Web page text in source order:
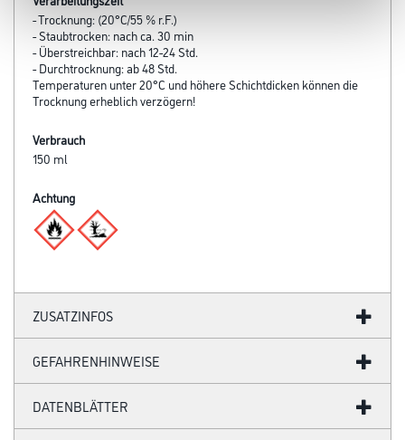
- Trocknung: (20°C/55 % r.F.)
- Staubtrocken: nach ca. 30 min
- Überstreichbar: nach 12-24 Std.
- Durchtrocknung: ab 48 Std.
Temperaturen unter 20°C und höhere Schichtdicken können die
Trocknung erheblich verzögern!
Verbrauch
150 ml
Achtung
ZUSATZINFOS
GEFAHRENHINWEISE
DATENBLÄTTER